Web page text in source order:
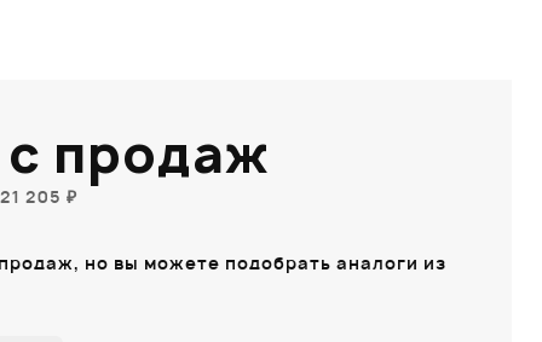
продаж
205 ₽
но вы можете подобрать аналоги из